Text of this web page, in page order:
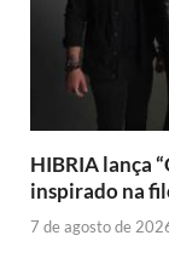
HIBRIA lança
inspirado na
7 de agosto de